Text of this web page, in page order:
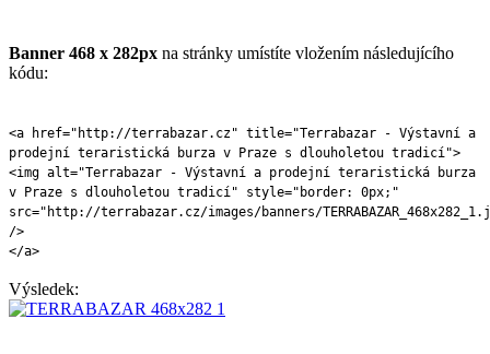
Banner 468 x 282px na stránky umístíte vložením následujícího
kódu:
<a href="http://terrabazar.cz" title="Terrabazar - Výstavní a
prodejní teraristická burza v Praze s dlouholetou tradicí">
<img alt="Terrabazar - Výstavní a prodejní teraristická burza
v Praze s dlouholetou tradicí" style="border: 0px;"
src="http://terrabazar.cz/images/banners/
/>
</a>
Výsledek: